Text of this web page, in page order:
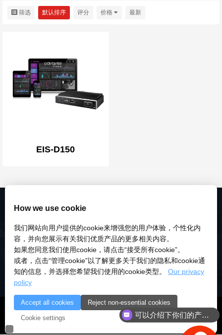
筛选 默认排序 评分 价格 最新
EIS-D150
© 2018-2026 深圳市研伟科技有限公司 版权所有 |粤ICP备
18028922号-3
粤公安备：10000
How we use cookie
我们网站向用户提供的cookie来增强您的用户体验，个性化内
容，并向您展示有关我们优质产品的更多相关内容。
如果您同意我们使用cookie，请点击“接受所有cookie”。
或者，点击“管理cookie”以了解更多关于我们的隐私和cookie通
知的信息，并选择您希望我们使用的cookie类型。 Our privacy
policy
Accept all cookies Reject non-essential cookies
Cookie settings 可以介绍下你们的产品么